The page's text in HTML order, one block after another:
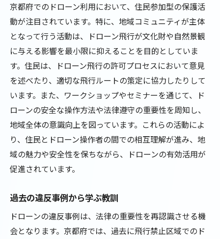
京都府でのドローン利用において、住民参加型の保護活
動が注目されています。特に、地域コミュニティが主体
となって行う活動は、ドローン飛行が文化財や自然景観
に与える影響を最小限に抑えることを目的としていま
す。住民は、ドローン飛行の許可プロセスにおいて意見
を述べたり、適切な飛行ルートの策定に協力したりして
います。また、ワークショップやセミナーを通じて、ド
ローンの安全な操作方法や法律遵守の重要性を周知し、
地域全体の意識向上を図っています。これらの活動によ
り、住民とドローン操作者の間での相互理解が進み、地
域の魅力や安全性を保ちながら、ドローンの有効活用が
促進されています。
過去の違反事例から学ぶ教訓
ドローンの違反事例は、法律の重要性を再認識させる機
会となります。京都府では、過去に飛行禁止区域でのド